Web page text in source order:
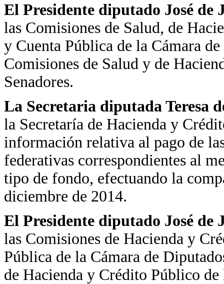
El Presidente diputado José
las Comisiones de Salud, de
y Cuenta Pública de la Cámara
Comisiones de Salud y de
Senadores.
La Secretaria diputada Teresa
la Secretaría de Hacienda y
información relativa al pago de
federativas correspondientes al
tipo de fondo, efectuando la
diciembre de 2014.
El Presidente diputado José
las Comisiones de Hacienda y
Pública de la Cámara de
de Hacienda y Crédito Público de